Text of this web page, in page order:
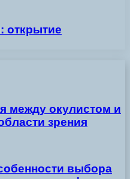
открытие
между окулистом и
зрения
выбора